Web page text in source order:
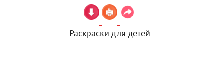
Раскраски для детей